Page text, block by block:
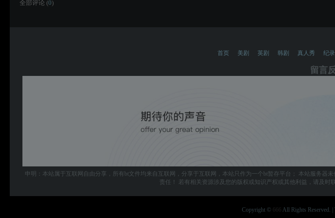
全部评论 (0)
首页 美剧 英剧 韩剧 真人秀 纪
留言
申明：本站属于互联网自由分享，所有bt文件均来自互联网，分享于互联网，本站只作为一个bt暂存平台； 本站服务
责任！ 若有相关资源涉及您的版权或知识产权或其他利益，请及时
Copyright © All Rights Reserved.